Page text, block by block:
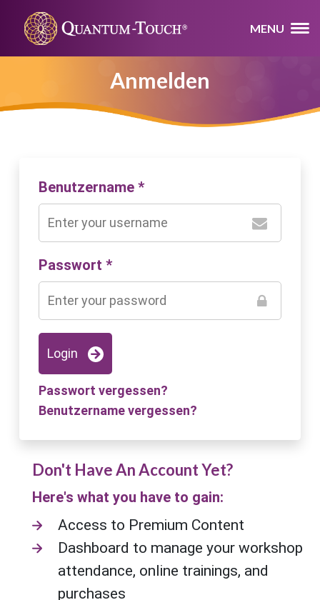
MENU
Anmelden
Benutzername *
Passwort *
Login
Passwort vergessen?
Benutzername vergessen?
Don't Have An Account Yet?
Here's what you have to gain:
Access to Premium Content
Dashboard to manage your workshop
attendance, online trainings, and
purchases